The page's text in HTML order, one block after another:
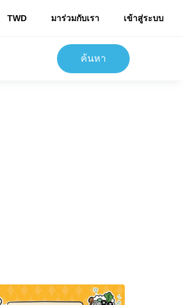
TWD มาร่วมกับเรา เข้าสู่ระบบ
ค้นหา